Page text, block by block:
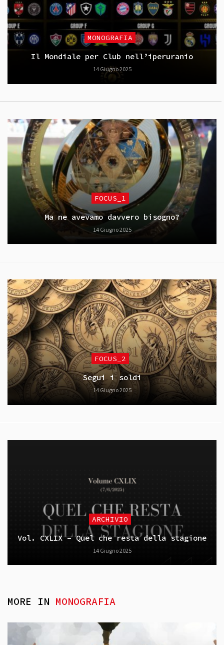
MONOGRAFIA
Il Mondiale per Club nell’iperuranio
14 Giugno 2025
FOCUS_1
Ma ne avevamo davvero bisogno?
14 Giugno 2025
FOCUS_2
Segui i soldi
14 Giugno 2025
ARCHIVIO
Vol. CXLIX – Quel che resta della stagione
14 Giugno 2025
MORE IN MONOGRAFIA